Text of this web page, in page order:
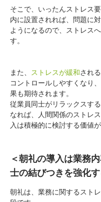
そこで、いったんストレス
内に設置されれば、問題に
ようになるので、ストレス
す。
また、 ストレスが緩和され
コントロールしやすくなり
果も期待されます。
従業員同士がリラックスす
なれば、人間関係のストレ
入は積極的に検討する価値が
＜朝礼の導入は業務
士の結びつきを強化す
朝礼は、業務に関するスト